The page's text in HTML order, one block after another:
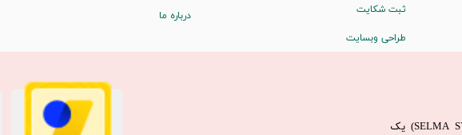
سِلما سيستم (SELMA SYSTEM) یک
ثبت شکایت
طراحی وبسایت
درباره ما